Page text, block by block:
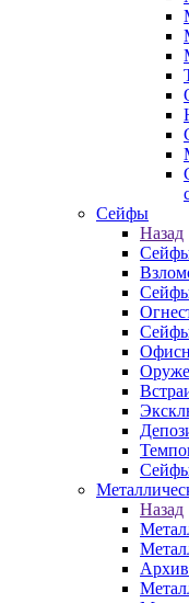
Сейфы
Назад
Сейфы
Назад